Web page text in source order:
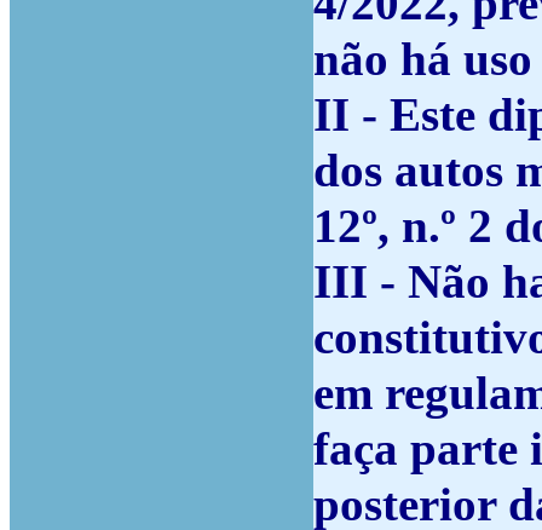
não há
II - Este
dos autos
12º, n.º 2
III - Não
em
faça parte
posterior